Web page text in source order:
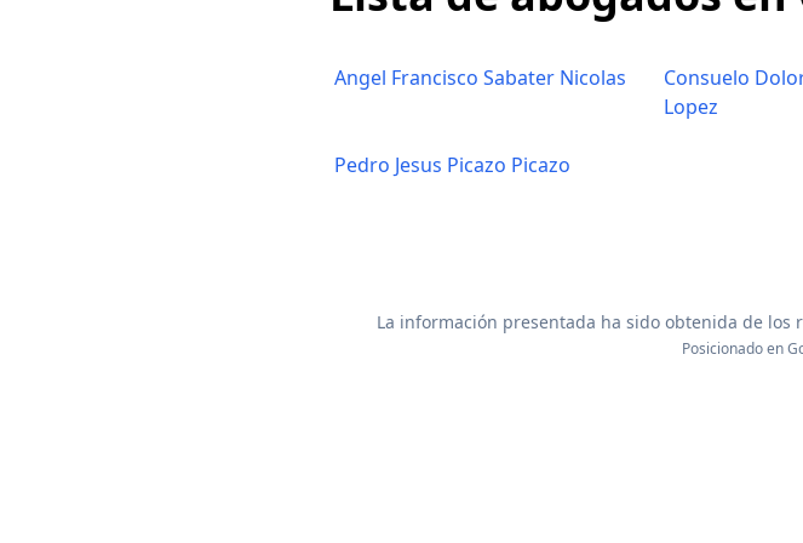
Angel Francisco Sabater Nicolas
Consuelo
Lopez
Pedro Jesus Picazo Picazo
La información presentada ha sido obtenida de los
Posicionado en